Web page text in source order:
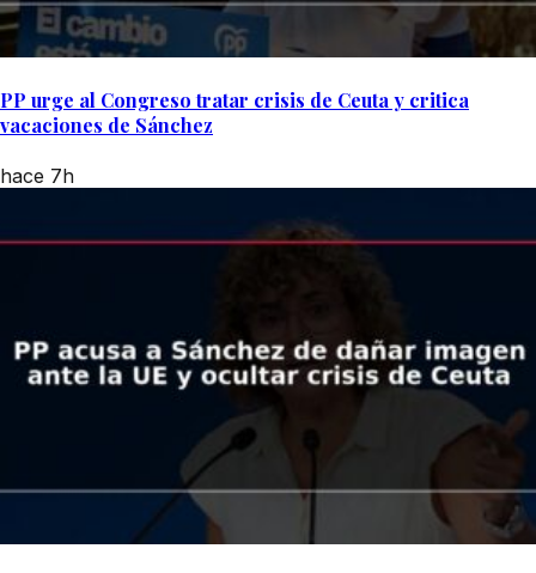
PP urge al Congreso tratar crisis de Ceuta y critica
vacaciones de Sánchez
hace 7h